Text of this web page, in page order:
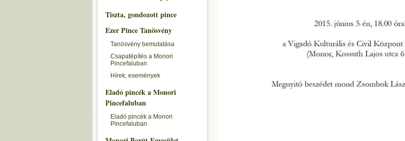
Tiszta, gondozott pince
Ezer Pince Tanösvény
Tanösvény bemutatása
Csapatépítés a Monori
Pincefaluban
Hírek, események
Eladó pincék a Monori
Pincefaluban
Eladó pincék a Monori
Pincefaluban